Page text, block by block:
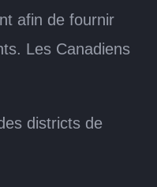
afin de fournir
Les Canadiens
districts de